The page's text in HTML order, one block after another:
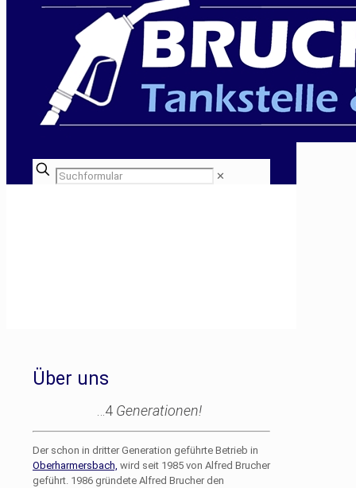
✕
Über uns
…4 Generationen!
Der schon in dritter Generation geführte Betrieb in
Oberharmersbach, wird seit 1985 von Alfred Brucher
geführt. 1986 gründete Alfred Brucher den